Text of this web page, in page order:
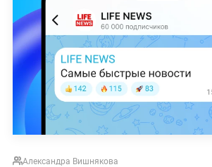
Александра Вишнякова